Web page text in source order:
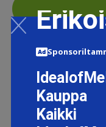
Kauppa
Kaikki